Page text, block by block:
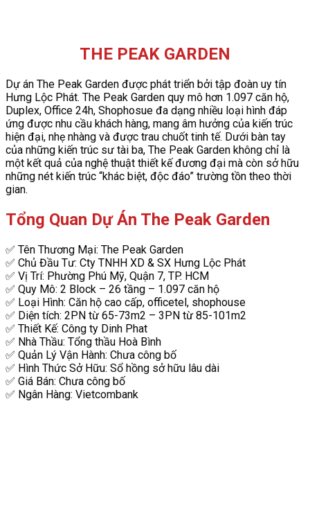
THE PEAK GARDEN
Dự án The Peak Garden được phát triển bởi tập đoàn uy tín
Hưng Lộc Phát. The Peak Garden quy mô hơn 1.097 căn hộ,
Duplex, Office 24h, Shophosue đa dạng nhiều loại hình đáp
ứng được nhu cầu khách hàng, mang âm hưởng của kiến trúc
hiện đại, nhẹ nhàng và được trau chuốt tinh tế. Dưới bàn tay
của những kiến trúc sư tài ba, The Peak Garden không chỉ là
một kết quả của nghệ thuật thiết kế đương đại mà còn sở hữu
những nét kiến trúc “khác biệt, độc đáo” trường tồn theo thời
gian.
Tổng Quan Dự Án The Peak Garden
✅ Tên Thương Mại: The Peak Garden
✅ Chủ Đầu Tư: Cty TNHH XD & SX Hưng Lộc Phát
✅ Vị Trí: Phường Phú Mỹ, Quận 7, TP. HCM
✅ Quy Mô: 2 Block – 26 tầng – 1.097 căn hộ
✅ Loại Hình: Căn hộ cao cấp, officetel, shophouse
✅ Diện tích: 2PN từ 65-73m2 – 3PN từ 85-101m2
✅ Thiết Kế: Công ty Dinh Phat
✅ Nhà Thầu: Tổng thầu Hoà Bình
✅ Quản Lý Vận Hành: Chưa công bố
✅ Hình Thức Sở Hữu: Sổ hồng sở hữu lâu dài
✅ Giá Bán: Chưa công bố
✅ Ngân Hàng: Vietcombank